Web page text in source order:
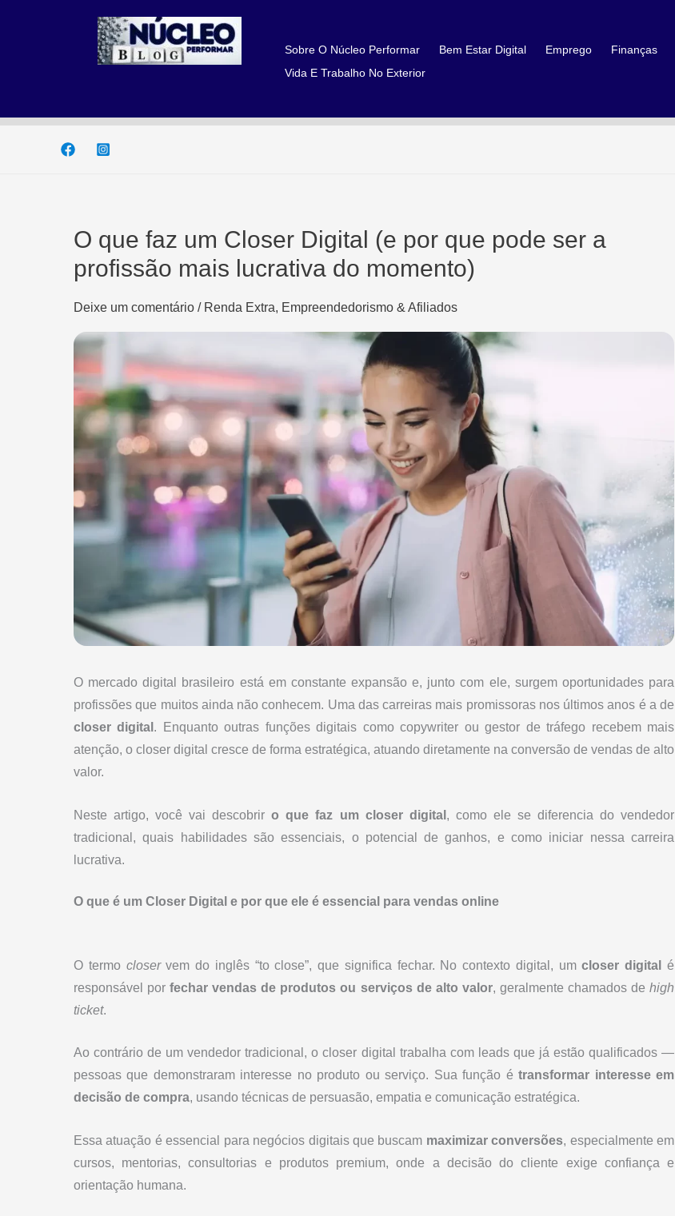
Sobre O Núcleo Performar Bem Estar Digital Emprego Finanças
Vida E Trabalho No Exterior
O que faz um Closer Digital (e por que pode ser a
profissão mais lucrativa do momento)
Deixe um comentário / Renda Extra, Empreendedorismo & Afiliados
O mercado digital brasileiro está em constante expansão e, junto com ele, surgem oportunidades para
profissões que muitos ainda não conhecem. Uma das carreiras mais promissoras nos últimos anos é a de
closer digital . Enquanto outras funções digitais como copywriter ou gestor de tráfego recebem mais
atenção, o closer digital cresce de forma estratégica, atuando diretamente na conversão de vendas de alto
valor.
Neste artigo, você vai descobriro que faz um closer digital , como ele se diferencia do vendedor
tradicional, quais habilidades são essenciais, o potencial de ganhos, e como iniciar nessa carreira
lucrativa.
O que é um Closer Digital e por que ele é essencial para vendas online
O termo closervem do inglês “to close”, que significa fechar. No contexto digital, umcloser digital
é
responsável porfechar vendas de produtos ou serviços de alto valor, geralmente chamados dehigh
ticket.
Ao contrário de um vendedor tradicional, o closer digital trabalha com leads que já estão qualificados —
pessoas que demonstraram interesse no produto ou serviço. Sua função étransformar interesse em
decisão de compra, usando técnicas de persuasão, empatia e comunicação estratégica.
Essa atuação é essencial para negócios digitais que buscam maximizar conversões, especialmente em
cursos, mentorias, consultorias e produtos premium, onde a decisão do cliente exige confiança e
orientação humana.